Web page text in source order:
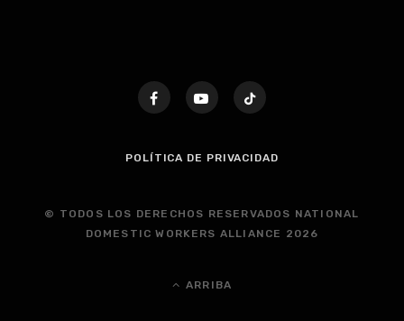
POLÍTICA DE PRIVACIDAD
© TODOS LOS DERECHOS RESERVADOS NATIONAL
DOMESTIC WORKERS ALLIANCE 2026
ARRIBA